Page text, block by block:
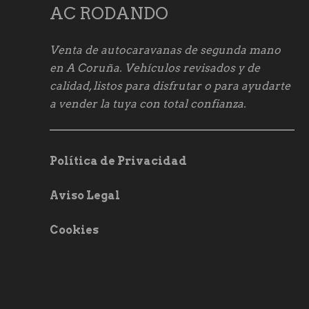
AC RODANDO
Venta de autocaravanas de segunda mano
en A Coruña. Vehículos revisados y de
calidad, listos para disfrutar o para ayudarte
a vender la tuya con total confianza.
Política de Privacidad
Aviso Legal
Cookies